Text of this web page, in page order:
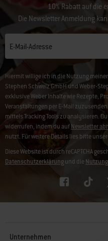
10% Rabatt auf die
Die Newsletter Anmeldung
E-Mail-Adresse
Hiermit willige ich in die Nutzung
Stephen Schweiz GmbH und Weber-
exklusive Weber Inhalte wie Rezepte,
Veranstaltungen per E-Mail
mittels Tracking Tools zu analysieren.
widerrufen, indem du aufNewsletter
nutzt. Für weitere Details lies bitte
Diese Website ist durch reCAPTCHA
Datenschutzerklärungund die
Unternehmen